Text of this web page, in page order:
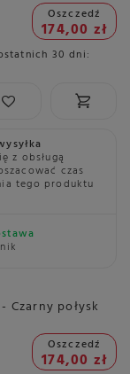
Oszczedź
174,00 zł
30 dni:
z obsługą
czas
tego produktu
Czarny połysk
Oszczedź
174,00 zł